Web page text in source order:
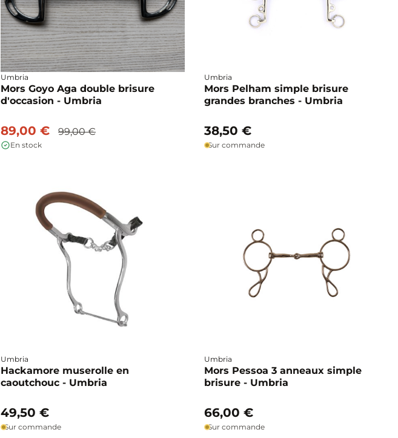
Umbria
Mors Goyo Aga double brisure
d'occasion - Umbria
89,00 € 99,00 €
En stock
Umbria
Mors Pelham simple brisure
grandes branches - Umbria
38,50 €
Sur commande
Umbria
Hackamore muserolle en
caoutchouc - Umbria
49,50 €
Sur commande
Umbria
Mors Pessoa 3 anneaux simple
brisure - Umbria
66,00 €
Sur commande